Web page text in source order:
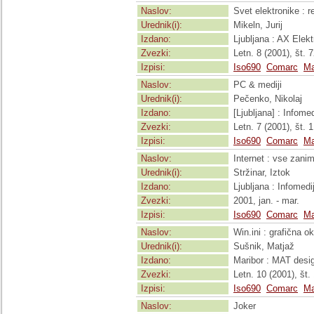
Naslov:
Svet elektronike :
Urednik(i):
Mikeln, Jurij
Izdano:
Ljubljana : AX
Zvezki:
Letn. 8 (2001), št.
Izpisi:
Iso690 Comarc
Naslov:
PC & mediji
Urednik(i):
Pečenko, Nikolaj
Izdano:
[Ljubljana] :
Zvezki:
Letn. 7 (2001), št.
Izpisi:
Iso690 Comarc
Naslov:
Internet : vse
Urednik(i):
Stržinar, Iztok
Izdano:
Ljubljana :
Zvezki:
2001, jan. - mar.
Izpisi:
Iso690 Comarc
Naslov:
Win.ini : grafična
Urednik(i):
Sušnik, Matjaž
Izdano:
Maribor : MAT
Zvezki:
Letn. 10 (2001),
Izpisi:
Iso690 Comarc
Naslov:
Joker